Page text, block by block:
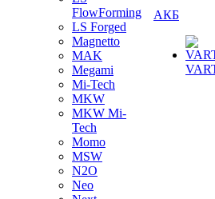
FlowForming
LS Forged
Magnetto
MAK
Megami
Mi-Tech
MKW
MKW Mi-
Tech
Momo
MSW
N2O
Neo
АКБ